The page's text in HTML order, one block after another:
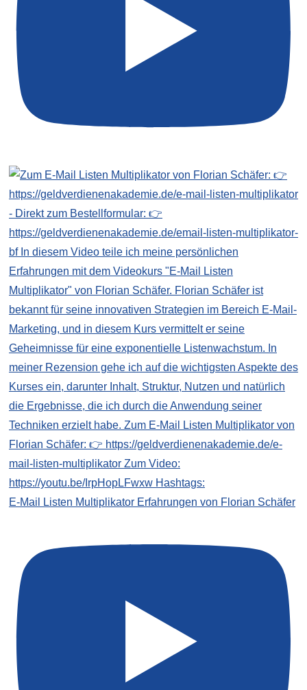
E-Mail Listen Multiplikator Erfahrungen von Florian Schäfer